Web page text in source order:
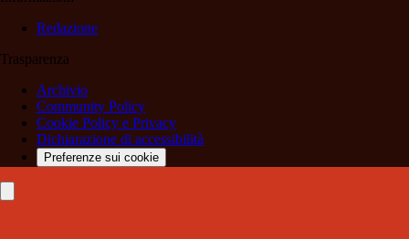
Redazione
Trasparenza
Archivio
Community Policy
Cookie Policy e Privacy
Dichiarazione di accessibilità
Preferenze sui cookie